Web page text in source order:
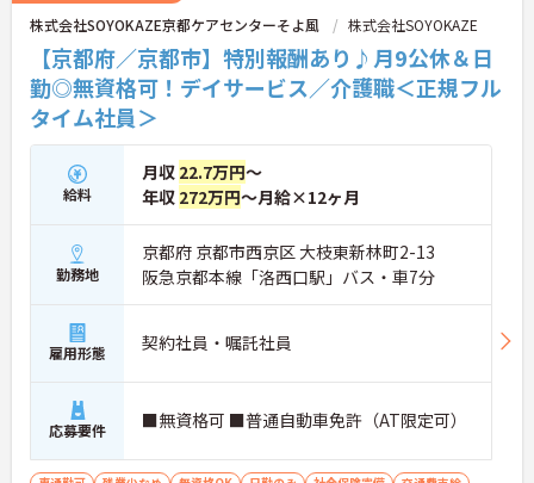
株式会社SOYOKAZE京都ケアセンターそよ風 株式会社SOYOKAZE
【京都府／京都市】特別報酬あり♪月9公休＆日
勤◎無資格可！デイサービス／介護職＜正規フル
タイム社員＞
給料
月収 22.7万円～
年収 272万円～月給×12ヶ月
勤務地
京都府 京都市西京区 大枝東新林町2-13
阪急京都本線「洛西口駅」バス・車7分
雇用形態 契約社員・嘱託社員
応募要件 ■無資格可 ■普通自動車免許（AT限定可）